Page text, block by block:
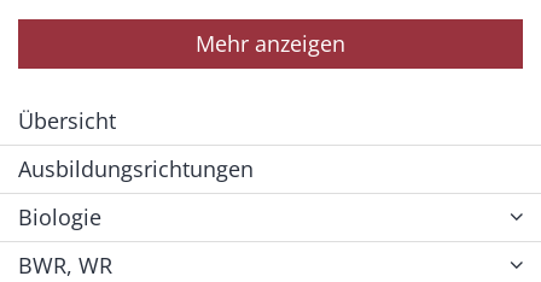
Mehr anzeigen
Übersicht
Ausbildungsrichtungen
Biologie
BWR, WR